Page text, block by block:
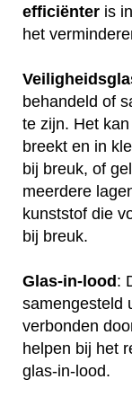
efficiënter is
het
behandeld of
te zijn. Het
breekt en in
bij breuk, of
meerdere
kunststof die
bij breuk.
Glas-in-lood :
samengesteld
verbonden
helpen bij het
glas-in-lood.